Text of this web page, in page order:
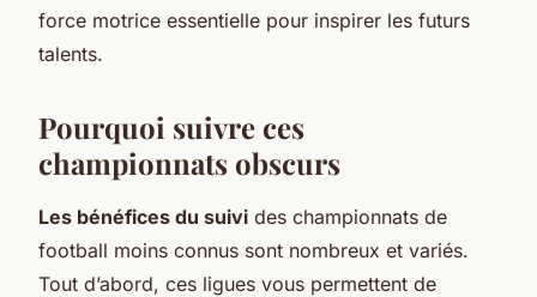
force motrice essentielle pour inspirer les futurs
talents.
Pourquoi suivre ces
championnats obscurs
Les bénéfices du suivi des championnats de
football moins connus sont nombreux et variés.
Tout d’abord, ces ligues vous permettent de